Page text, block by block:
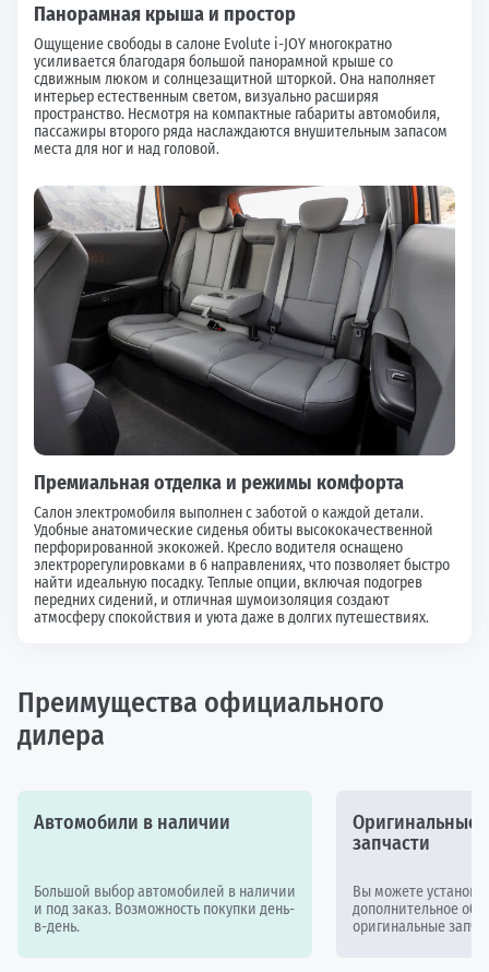
Панорамная крыша и простор
Ощущение свободы в салоне Evolute i-JOY многократно
усиливается благодаря большой панорамной крыше со
сдвижным люком и солнцезащитной шторкой. Она наполняет
интерьер естественным светом, визуально расширяя
пространство. Несмотря на компактные габариты автомобиля,
пассажиры второго ряда наслаждаются внушительным запасом
места для ног и над головой.
Премиальная отделка и режимы комфорта
Салон электромобиля выполнен с заботой о каждой детали.
Удобные анатомические сиденья обиты высококачественной
перфорированной экокожей. Кресло водителя оснащено
электрорегулировками в 6 направлениях, что позволяет быстро
найти идеальную посадку. Теплые опции, включая подогрев
передних сидений, и отличная шумоизоляция создают
атмосферу спокойствия и уюта даже в долгих путешествиях.
Преимущества официального
дилера
Автомобили в наличии
Большой выбор автомобилей в наличии
и под заказ. Возможность покупки день-
в-день.
Оригинальные
запчасти
Вы можете
дополнительное
оригинальные